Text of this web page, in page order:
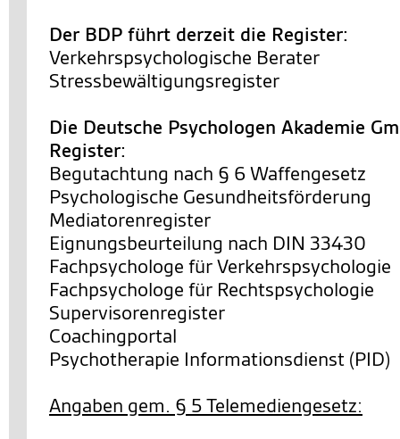
Der BDP führt derzeit die Register:
Verkehrspsychologische Berater
Stressbewältigungsregister
Die Deutsche Psychologen Akademie
Register:
Begutachtung nach § 6 Waffengesetz
Psychologische Gesundheitsförderung
Mediatorenregister
Eignungsbeurteilung nach DIN 33430
Fachpsychologe für Verkehrspsychologie
Fachpsychologe für Rechtspsychologie
Supervisorenregister
Coachingportal
Psychotherapie Informationsdienst (PID)
Angaben gem. § 5 Telemediengesetz: